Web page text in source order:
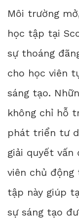
Môi trường
học tập tại
sự thoáng
cho học viên
sáng tạo.
không chỉ hỗ
phát triển tư
giải quyết vấn
viên chủ động
tập này giúp
sự sáng tạo